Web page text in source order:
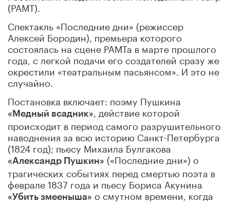
(РАМТ).
Спектакль «Последние дни» (режиссер
Алексей Бородин), премьера которого
состоялась на сцене РАМТа в марте прошлого
года, с легкой подачи его создателей сразу же
окрестили «театральным пасьянсом». И это не
случайно.
Постановка включает: поэму Пушкина
«Медный всадник»
, действие которой
происходит в период самого разрушительного
наводнения за всю историю Санкт-Петербурга
(1824 год); пьесу Михаила Булгакова
«Александр Пушкин» («Последние дни») о
трагических событиях перед смертью поэта в
феврале 1837 года и пьесу Бориса Акунина
«Убить змееныша» о смутном времени, когда